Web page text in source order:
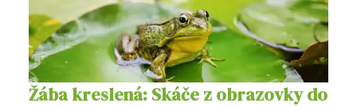
Žába kreslená: Skáče z obrazovky do